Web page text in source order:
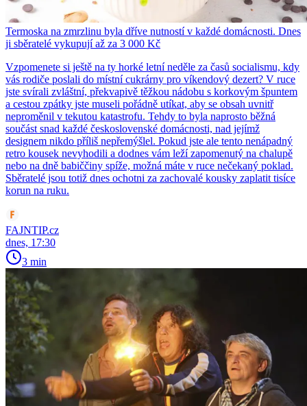
Termoska na zmrzlinu byla dříve nutností v každé domácnosti. Dnes
ji sběratelé vykupují až za 3 000 Kč
Vzpomenete si ještě na ty horké letní neděle za časů socialismu, kdy
vás rodiče poslali do místní cukrárny pro víkendový dezert? V ruce
jste svírali zvláštní, překvapivě těžkou nádobu s korkovým špuntem
a cestou zpátky jste museli pořádně utíkat, aby se obsah uvnitř
neproměnil v tekutou katastrofu. Tehdy to byla naprosto běžná
součást snad každé československé domácnosti, nad jejímž
designem nikdo příliš nepřemýšlel. Pokud jste ale tento nenápadný
retro kousek nevyhodili a dodnes vám leží zapomenutý na chalupě
nebo na dně babiččiny spíže, možná máte v ruce nečekaný poklad.
Sběratelé jsou totiž dnes ochotni za zachovalé kousky zaplatit tisíce
korun na ruku.
FAJNTIP.cz
dnes, 17:30
3 min